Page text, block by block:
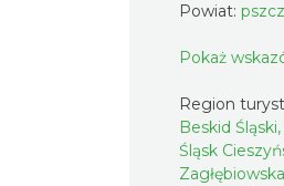
Powiat:
Pokaż
Region
Beskid
Śląsk